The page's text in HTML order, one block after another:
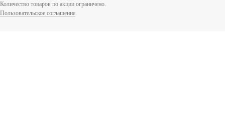
Количество товаров по акции ограничено.
Пользовательское соглашение.